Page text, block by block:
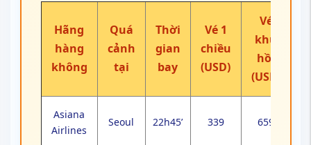
Hãng
hàng
không
Quá
cảnh
tại
Thời
gian
bay
Vé 1
chiều
(USD)
Vé
khứ
hồi
(USD)
Asiana
Airlines
Seoul 22h45’ 339 659